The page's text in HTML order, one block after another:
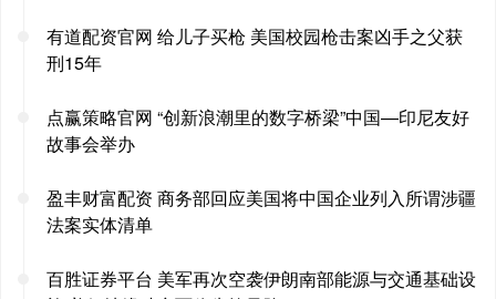
有道配资官网 给儿子买枪 美国校园枪击案凶手之父获
刑15年
点赢策略官网 “创新浪潮里的数字桥梁”中国—印尼友好
故事会举办
盈丰财富配资 商务部回应美国将中国企业列入所谓涉疆
法案实体清单
百胜证券平台 美军再次空袭伊朗南部能源与交通基础设